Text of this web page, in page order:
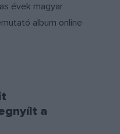
évek magyar
album online
a